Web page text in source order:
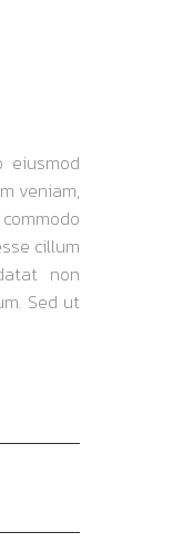
eiusmod
veniam,
cillum
non
Sed ut